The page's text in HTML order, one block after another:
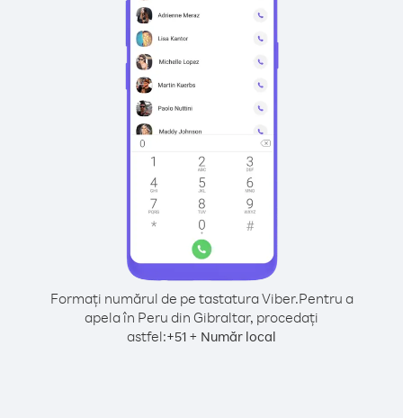
Formați numărul de pe tastatura Viber.Pentru a
apela în Peru din Gibraltar, procedați
astfel:+51 + Număr local